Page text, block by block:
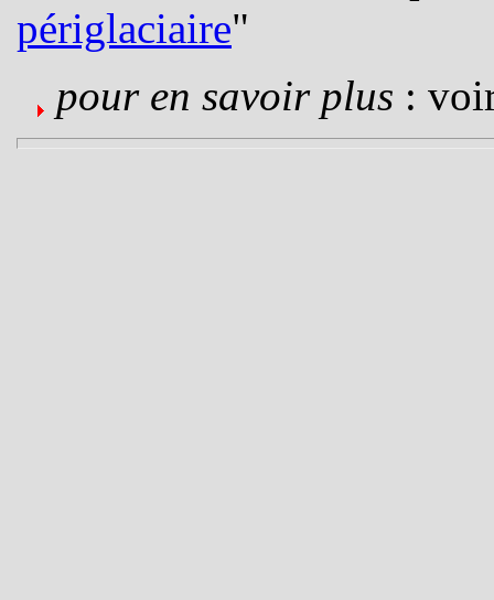
périglaciaire"
pour en savoir plus :